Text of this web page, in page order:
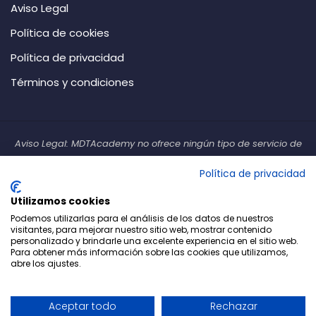
k
Aviso Legal
Política de cookies
Política de privacidad
Términos y condiciones
Aviso Legal: MDTAcademy no ofrece ningún tipo de servicio de
financiero atendiendo a las circunstancias personales de los
clientes. Todo el material y formación ofrecidos tienen un carácter
única y exclusivamente divulgativo y educativo y no constituyen
ninguna recomendación de inversión.
Los CFD y el Forex son productos difíciles de entender y no son
complejidad y alto riesgo. Debe considerar si puede permitirse
perder su dinero antes de negociar con estos instrumentos.
Política de privacidad
Utilizamos cookies
Podemos utilizarlas para el análisis de los datos de nuestros
visitantes, para mejorar nuestro sitio web, mostrar contenido
personalizado y brindarle una excelente experiencia en el sitio web.
Para obtener más información sobre las cookies que utilizamos,
abre los ajustes.
Aceptar todo Rechazar